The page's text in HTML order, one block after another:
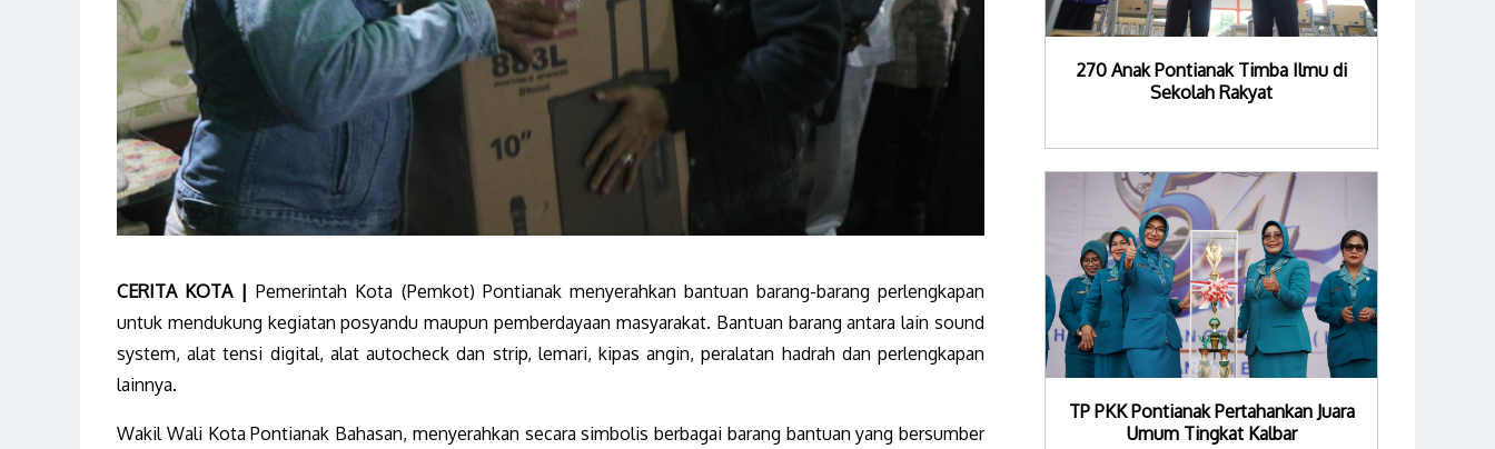
CERITA KOTA | Pemerintah Kota (Pemkot) Pontianak menyerahkan bantuan barang-barang perlengkapan
untuk mendukung kegiatan posyandu maupun pemberdayaan masyarakat. Bantuan barang antara lain sound
system, alat tensi digital, alat autocheck dan strip, lemari, kipas angin, peralatan hadrah dan perlengkapan
lainnya.
Wakil Wali Kota Pontianak Bahasan, menyerahkan secara simbolis berbagai barang bantuan yang bersumber
270 Anak Pontianak Timba Ilmu di
Sekolah Rakyat
TP PKK Pontianak Pertahankan Juara
Umum Tingkat Kalbar